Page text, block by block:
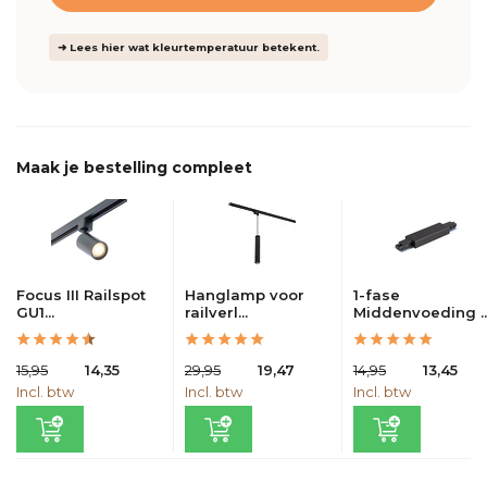
➜ Lees hier wat kleurtemperatuur betekent.
Maak je bestelling compleet
Focus III Railspot
GU1...
15,95
14,35
Incl. btw
Hanglamp voor
railverl...
29,95
19,47
Incl. btw
1-fase
Middenvoeding
14,95
13,45
Incl. btw